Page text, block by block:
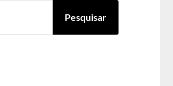
Pesquisar